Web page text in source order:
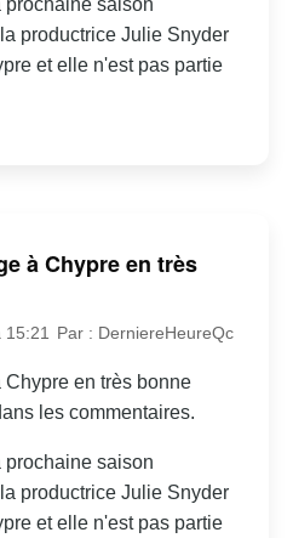
prochaine saison
productrice Julie Snyder
et elle n'est pas partie
à Chypre en très
Par : DerniereHeureQc
en très bonne
les commentaires.
prochaine saison
productrice Julie Snyder
et elle n'est pas partie